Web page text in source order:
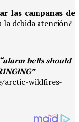
las campanas de
la debida atención?
bells should
arctic-wildfires-